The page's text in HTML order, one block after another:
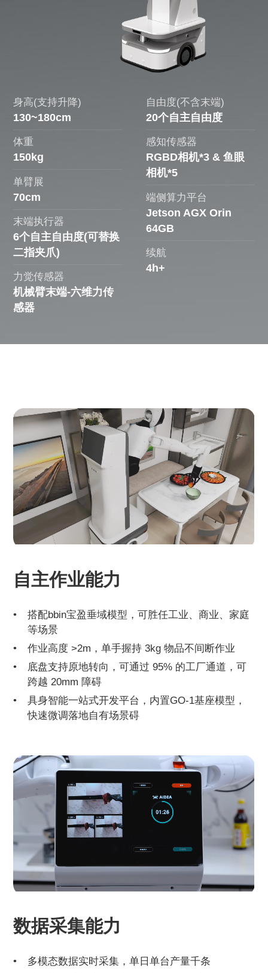
身高(支持升降)
130~180cm
体重
150kg
单臂展
70cm
末端执行器
6个自主自由度(可替换
二指夹爪)
力觉传感器
机械臂末端-六维力传
感器
自由度(不含末端)
20个自主自由度
感知传感器
RGBD相机*3 & 鱼眼
相机*5
端侧算力平台
Jetson AGX Orin
64GB
续航
4h+
自主作业能力
搭配bbin宝盈垂域模型，可胜任工业、商业、家庭
等场景
作业高度 >2m，单手握持 3kg 物品不间断作业
底盘支持原地转向，可通过 95% 的工厂通道，可
跨越 20mm 障碍
具身智能一站式开发平台，内置GO-1基座模型，
快速微调落地自有场景碍
数据采集能力
多模态数据实时采集，单日单台产量千条